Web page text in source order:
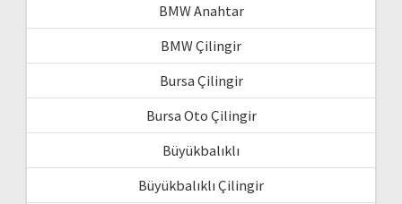
BMW Anahtar
BMW Çilingir
Bursa Çilingir
Bursa Oto Çilingir
Büyükbalıklı
Büyükbalıklı Çilingir